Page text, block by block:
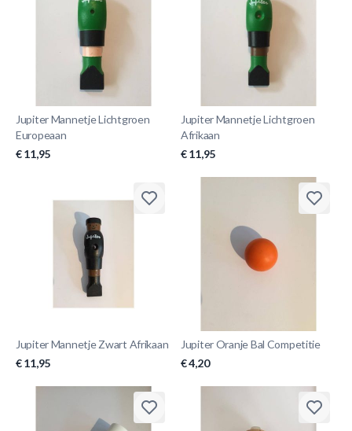
Jupiter Mannetje Lichtgroen
Europeaan
€ 11,95
Jupiter Mannetje Lichtgroen
Afrikaan
€ 11,95
Jupiter Mannetje Zwart Afrikaan
€ 11,95
Jupiter Oranje Bal Competitie
€ 4,20